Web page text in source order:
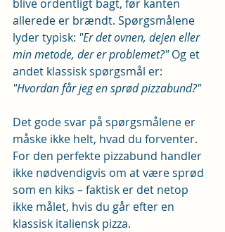
blive ordentligt bagt, før kanten
allerede er brændt. Spørgsmålene
lyder typisk: "Er det ovnen, dejen eller
min metode, der er problemet?" Og et
andet klassisk spørgsmål er:
"Hvordan får jeg en sprød pizzabund?"
Det gode svar på spørgsmålene er
måske ikke helt, hvad du forventer.
For den perfekte pizzabund handler
ikke nødvendigvis om at være sprød
som en kiks – faktisk er det netop
ikke målet, hvis du går efter en
klassisk italiensk pizza.